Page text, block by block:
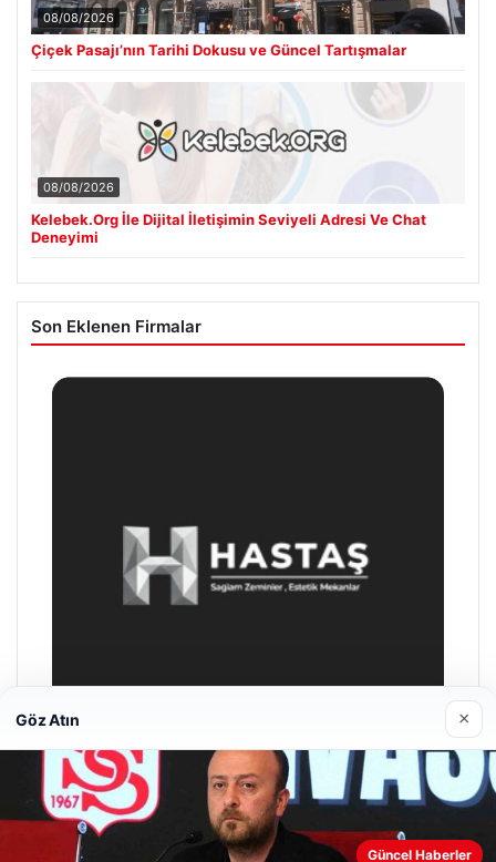
08/08/2026
Çiçek Pasajı’nın Tarihi Dokusu ve Güncel Tartışmalar
08/08/2026
Kelebek.Org İle Dijital İletişimin Seviyeli Adresi Ve Chat
Deneyimi
Son Eklenen Firmalar
Enes Kaplan Avukatlık Bürosu
28/04/2026
Göz Atın ×
Güncel Haberler